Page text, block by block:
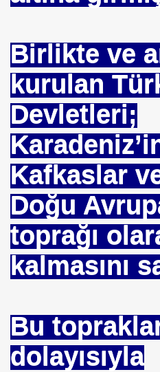
Birlikte ve
kurulan
Devletleri;
Kafkaslar
Doğu
toprağı
kalmasını
Bu
dolayısıyla